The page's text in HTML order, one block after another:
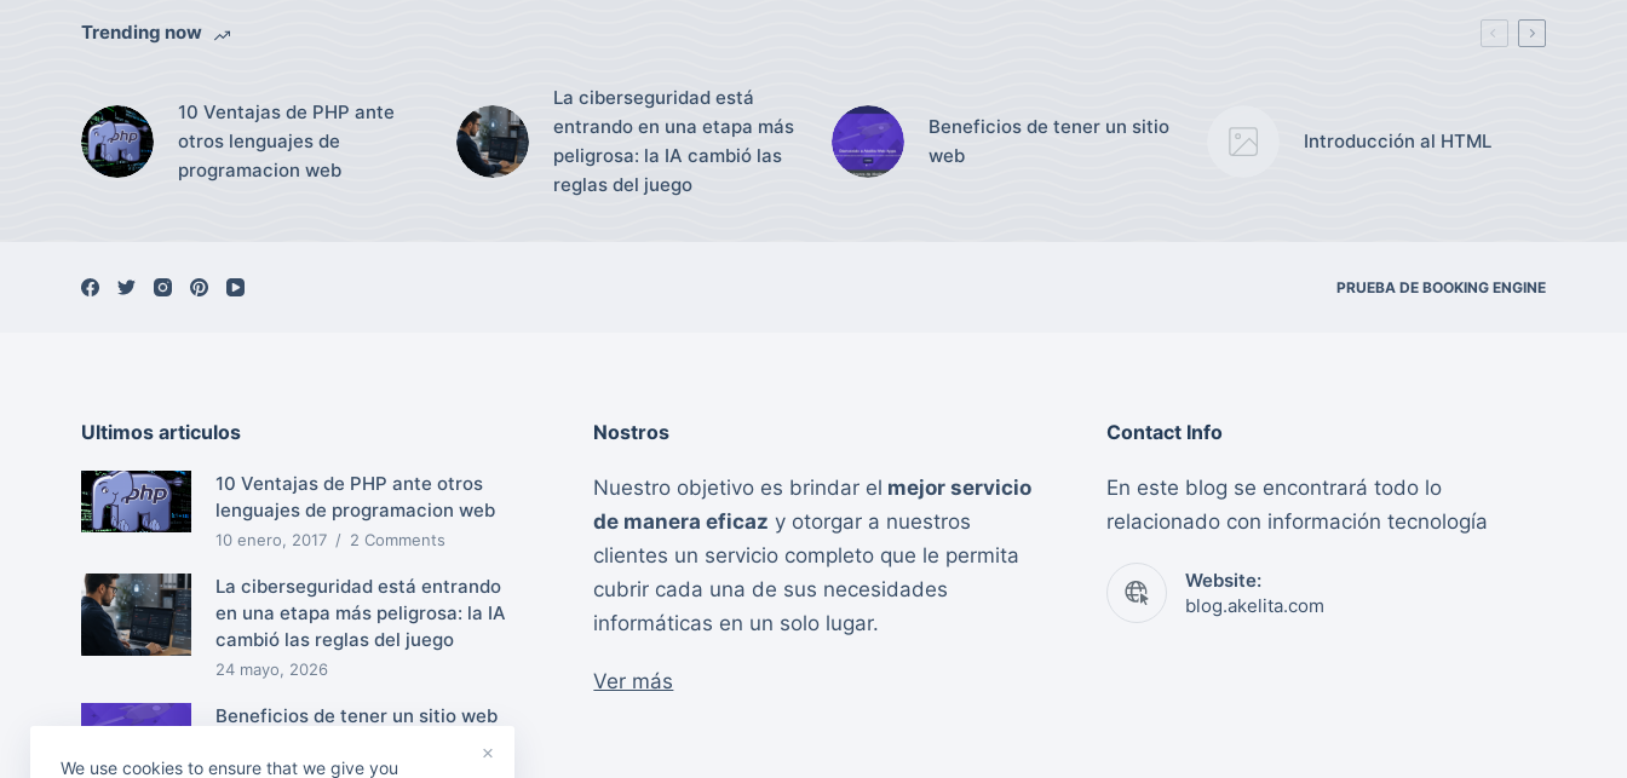
Trending now
10 Ventajas de PHP ante
otros lenguajes de
programacion web
La ciberseguridad está
entrando en una etapa más
peligrosa: la IA cambió las
reglas del juego
Beneficios de tener un sitio
web
Introducción al HTML
PRUEBA DE BOOKING ENGINE
Ultimos articulos
10 Ventajas de PHP ante otros
lenguajes de programacion web
10 enero, 2017 2 Comments
La ciberseguridad está entrando
en una etapa más peligrosa: la IA
cambió las reglas del juego
24 mayo, 2026
Beneficios de tener un sitio web
Nostros
Nuestro objetivo es brindar el mejor servicio
de manera eficaz y otorgar a nuestros
clientes un servicio completo que le permita
cubrir cada una de sus necesidades
informáticas en un solo lugar.
Ver más
Contact Info
En este blog se encontrará todo lo
relacionado con información tecnología
Website:
blog.akelita.com
We use cookies to ensure that we give you
×